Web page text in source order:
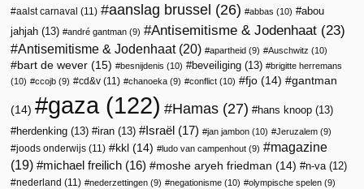
aalst carnaval (11) aanslag brussel (26) abbas (10)
abou
jahjah (13) andré gantman (9) Antisemitisme & Jodenhaat (23)
Antisemitisme & Jodenhaat(20) apartheid (9) Auschwitz (10)
bart de wever (15) besnijdenis (10) beveiliging (13)
brigitte herremans
(10)
ccojb (9) cd&v (11) chanoeka (9) conflict (10) fjo (14) gantman
(14) gaza(122) Hamas (27) hans knoop (13)
herdenking (13) iran (13) Israël (17) jan jambon (10) Jeruzalem (9)
joods onderwijs (11) kkl (14) ludo van campenhout (9)
magazine
(19)
michael freilich (16) moshe aryeh friedman (14) n-va(12)
nederland (11) nederzettingen (9) negationisme (10) olympische spelen (9)